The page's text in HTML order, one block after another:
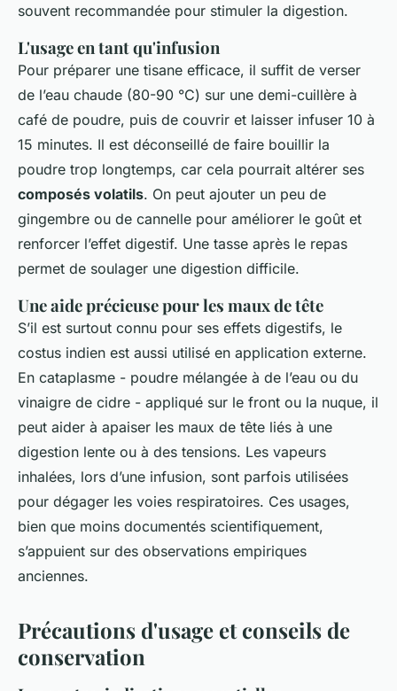
souvent recommandée pour stimuler la digestion.
L'usage en tant qu'infusion
Pour préparer une tisane efficace, il suffit de verser
de l’eau chaude (80-90 °C) sur une demi-cuillère à
café de poudre, puis de couvrir et laisser infuser 10 à
15 minutes. Il est déconseillé de faire bouillir la
poudre trop longtemps, car cela pourrait altérer ses
composés volatils. On peut ajouter un peu de
gingembre ou de cannelle pour améliorer le goût et
renforcer l’effet digestif. Une tasse après le repas
permet de soulager une digestion difficile.
Une aide précieuse pour les maux de tête
S’il est surtout connu pour ses effets digestifs, le
costus indien est aussi utilisé en application externe.
En cataplasme - poudre mélangée à de l’eau ou du
vinaigre de cidre - appliqué sur le front ou la nuque, il
peut aider à apaiser les maux de tête liés à une
digestion lente ou à des tensions. Les vapeurs
inhalées, lors d’une infusion, sont parfois utilisées
pour dégager les voies respiratoires. Ces usages,
bien que moins documentés scientifiquement,
s’appuient sur des observations empiriques
anciennes.
Précautions d'usage et conseils de
conservation